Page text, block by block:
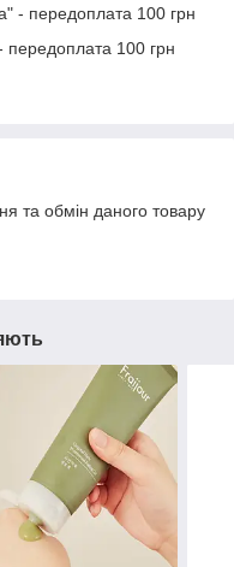
- передоплата 100 грн
передоплата 100 грн
та обмін даного товару